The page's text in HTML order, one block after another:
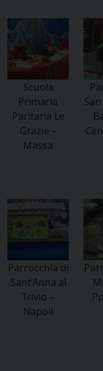
Scuola
Primaria
Paritaria Le
Grazie –
Massa
Parrocchia di
Sant’Anna al
Trivio –
Napoli